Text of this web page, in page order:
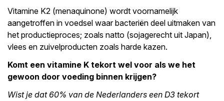
Vitamine K2 (menaquinone) wordt voornamelijk
aangetroffen in voedsel waar bacteriën deel uitmaken van
het productieproces; zoals natto (sojagerecht uit Japan),
vlees en zuivelproducten zoals harde kazen.
Komt een vitamine K tekort wel voor als we het
gewoon door voeding binnen krijgen?
Wist je dat 60% van de Nederlanders een D3 tekort